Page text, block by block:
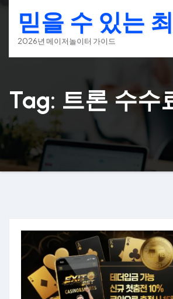
content
믿을 수 있는
2026년 메이저놀이터 가이드
Tag: 트론 수수